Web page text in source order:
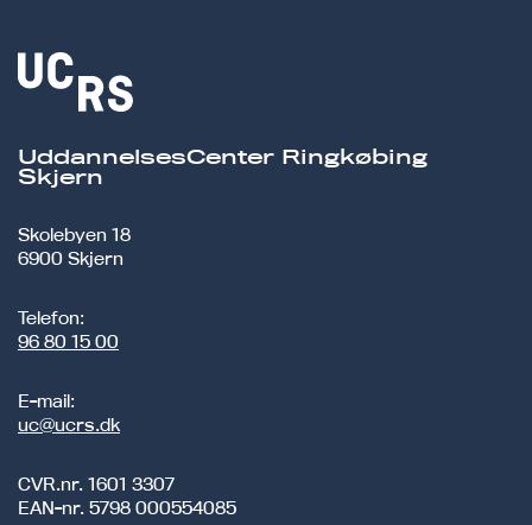
UddannelsesCenter Ringkøbing
Skjern
Skolebyen 18
6900 Skjern
Telefon:
96 80 15 00
E-mail:
uc@ucrs.dk
CVR.nr. 1601 3307
EAN-nr. 5798 000554085